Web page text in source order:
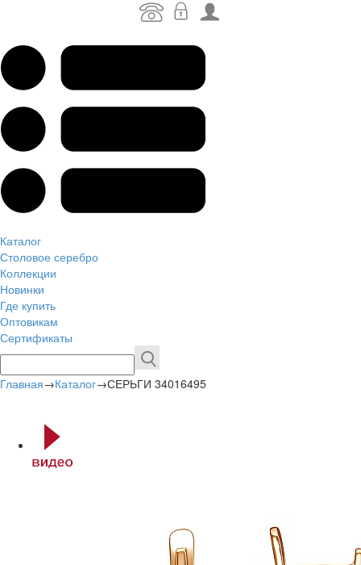
Каталог
Столовое серебро
Коллекции
Новинки
Где купить
Оптовикам
Сертификаты
Главная→Каталог→СЕРЬГИ 34016495